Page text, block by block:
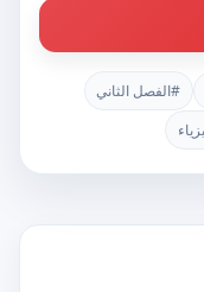
#الفصل الثاني